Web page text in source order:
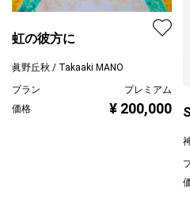
虹の彼方に
眞野丘秋 / Takaaki MANO
プラン
プレミアム
価格
¥ 200,000